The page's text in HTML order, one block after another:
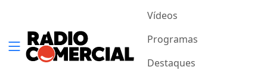
Vídeos
Programas
Destaques